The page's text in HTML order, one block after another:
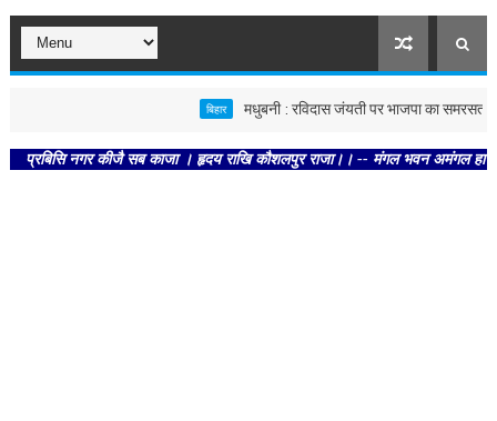
मधुबनी : रविदास जंयती पर भाजपा का समरसता संकल्प
नगर कीजै सब काजा । हृदय राखि कौशलपुर राजा।। -- मंगल भवन अमंगल हारी। द्रवहु